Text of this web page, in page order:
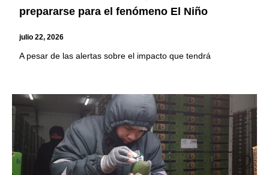
prepararse para el fenómeno El Niño
julio 22, 2026
A pesar de las alertas sobre el impacto que tendrá